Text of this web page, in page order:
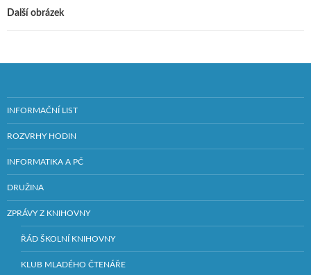
Další obrázek
INFORMAČNÍ LIST
ROZVRHY HODIN
INFORMATIKA A PČ
DRUŽINA
ZPRÁVY Z KNIHOVNY
ŘÁD ŠKOLNÍ KNIHOVNY
KLUB MLADÉHO ČTENÁŘE